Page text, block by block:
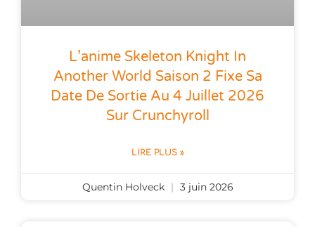
L’anime Skeleton Knight In
Another World Saison 2 Fixe Sa
Date De Sortie Au 4 Juillet 2026
Sur Crunchyroll
LIRE PLUS »
Quentin Holveck 3 juin 2026